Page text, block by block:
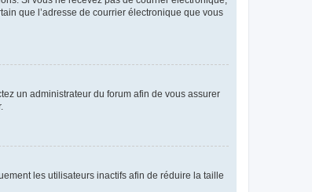
que l’adresse de courrier électronique que vous
un administrateur du forum afin de vous assurer
les utilisateurs inactifs afin de réduire la taille